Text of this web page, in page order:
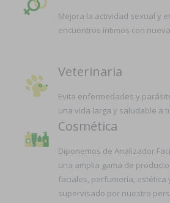
Mejora la actividad sexual y
encuentros íntimos con
Veterinaria
Evita enfermedades y
una vida larga y saludable a
Cosmética
Diponemos de Analizador
una amplia gama de
faciales, perfumería, estética
supervisado por nuestro